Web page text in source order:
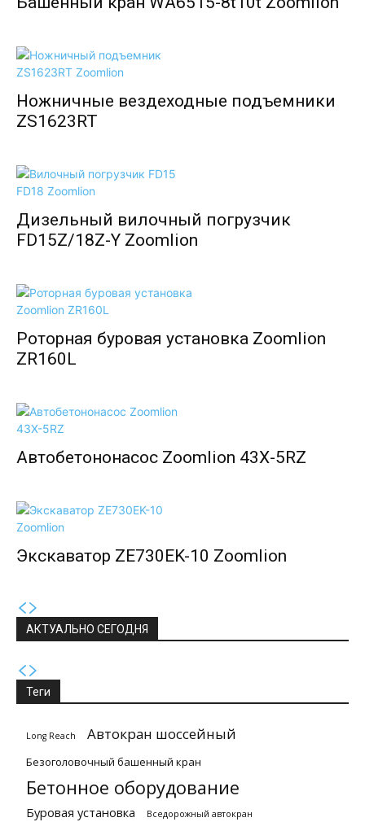
Ножничные вездеходные подъемники
ZS1623RT
Дизельный вилочный погрузчик
FD15Z/18Z-Y Zoomlion
Роторная буровая установка Zoomlion
ZR160L
Автобетононасос Zoomlion 43X-5RZ
Экскаватор ZE730EK-10 Zoomlion
АКТУАЛЬНО СЕГОДНЯ
Теги
Long Reach Автокран шоссейный
Безоголовочный башенный кран
Бетонное оборудование
Буровая установка Вседорожный автокран